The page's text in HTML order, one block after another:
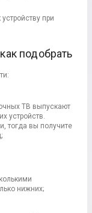
при
подобрать
ТВ выпускают
устройств.
тогда вы получите
нижних;